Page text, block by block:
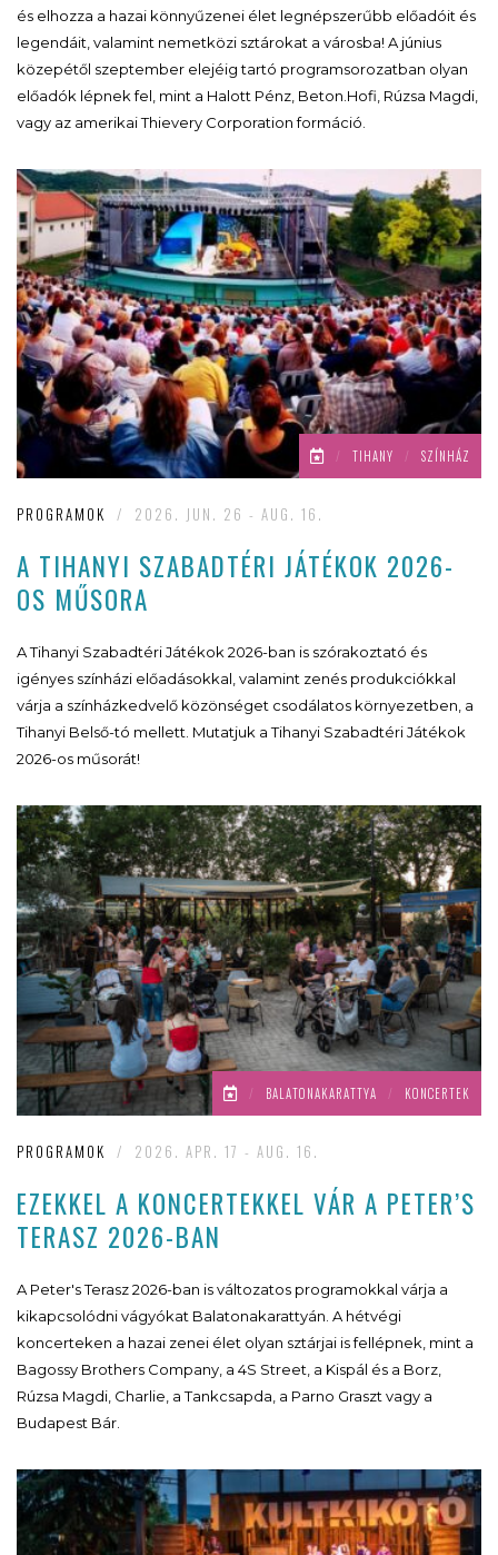
és elhozza a hazai könnyűzenei élet legnépszerűbb előadóit és
legendáit, valamint nemetközi sztárokat a városba! A június
közepétől szeptember elejéig tartó programsorozatban olyan
előadók lépnek fel, mint a Halott Pénz, Beton.Hofi, Rúzsa Magdi,
vagy az amerikai Thievery Corporation formáció.
/ TIHANY / SZÍNHÁZ
PROGRAMOK / 2026. JUN. 26 - AUG. 16.
A TIHANYI SZABADTÉRI JÁTÉKOK 2026-
OS MŰSORA
A Tihanyi Szabadtéri Játékok 2026-ban is szórakoztató és
igényes színházi előadásokkal, valamint zenés produkciókkal
várja a színházkedvelő közönséget csodálatos környezetben, a
Tihanyi Belső-tó mellett. Mutatjuk a Tihanyi Szabadtéri Játékok
2026-os műsorát!
/ BALATONAKARATTYA / KONCERTEK
PROGRAMOK / 2026. APR. 17 - AUG. 16.
EZEKKEL A KONCERTEKKEL VÁR A PETER’S
TERASZ 2026-BAN
A Peter's Terasz 2026-ban is változatos programokkal várja a
kikapcsolódni vágyókat Balatonakarattyán. A hétvégi
koncerteken a hazai zenei élet olyan sztárjai is fellépnek, mint a
Bagossy Brothers Company, a 4S Street, a Kispál és a Borz,
Rúzsa Magdi, Charlie, a Tankcsapda, a Parno Graszt vagy a
Budapest Bár.